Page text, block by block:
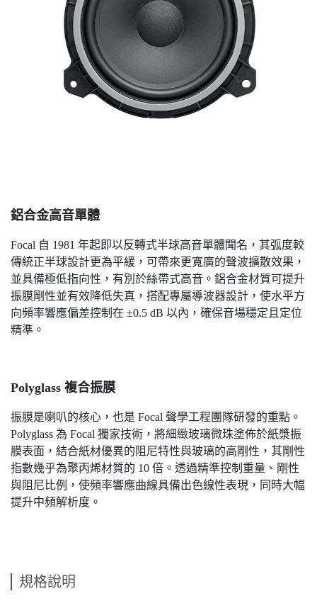
鋁合金高音單體
Focal 自 1981 年起即以反轉式半球高音單體聞名，其弧度較
傳統正半球設計更為平緩，可帶來更寬廣的聲波擴散效果，
並具備極低指向性，有別於絲帶式高音。鋁合金材質可提升
振膜剛性並有效降低失真，搭配專屬導波器設計，使水平方
向頻率響應偏差控制在 ±0.5 dB 以內，確保音場穩定且定位
精準。
Polyglass 複合振膜
振膜是喇叭的核心，也是 Focal 聲學工程團隊研發的重點。
Polyglass 為 Focal 獨家技術，將細緻玻璃微珠塗佈於紙漿振
膜表面，結合紙材優異的阻尼特性與玻璃的高剛性，其剛性
指數幾乎為聚丙烯材質的 10 倍。透過精準控制重量、剛性
與阻尼比例，使頻率響應曲線具備出色線性表現，同時大幅
提升中頻解析度。
規格說明